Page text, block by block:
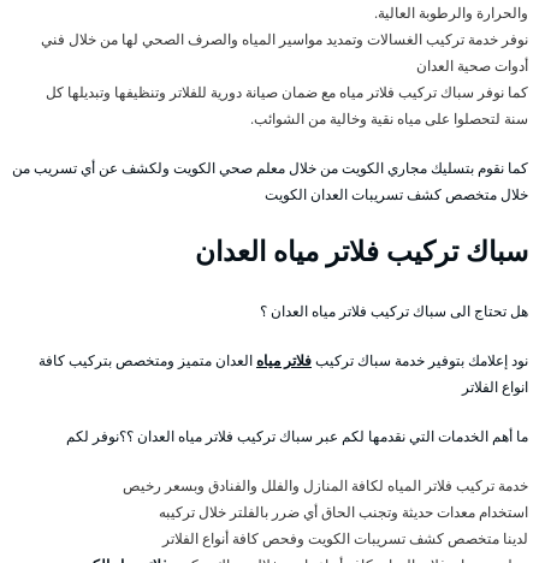
والحرارة والرطوبة العالية.
نوفر خدمة تركيب الغسالات وتمديد مواسير المياه والصرف الصحي لها من خلال فني
أدوات صحية العدان
كما نوفر سباك تركيب فلاتر مياه مع ضمان صيانة دورية للفلاتر وتنظيفها وتبديلها كل
سنة لتحصلوا على مياه نقية وخالية من الشوائب.
كما نقوم بتسليك مجاري الكويت من خلال معلم صحي الكويت ولكشف عن أي تسريب من
خلال متخصص كشف تسريبات العدان الكويت
سباك تركيب فلاتر مياه العدان
هل تحتاج الى سباك تركيب فلاتر مياه العدان ؟
نود إعلامك بتوفير خدمة سباك تركيبفلاتر مياهالعدان متميز ومتخصص بتركيب كافة
انواع الفلاتر
ما أهم الخدمات التي نقدمها لكم عبر سباك تركيب فلاتر مياه العدان ؟؟نوفر لكم
خدمة تركيب فلاتر المياه لكافة المنازل والفلل والفنادق وبسعر رخيص
استخدام معدات حديثة وتجنب الحاق أي ضرر بالفلتر خلال تركيبه
لدينا متخصص كشف تسريبات الكويت وفحص كافة أنواع الفلاتر